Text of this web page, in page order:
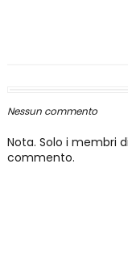
Nessun commento
Nota. Solo i membri
commento.